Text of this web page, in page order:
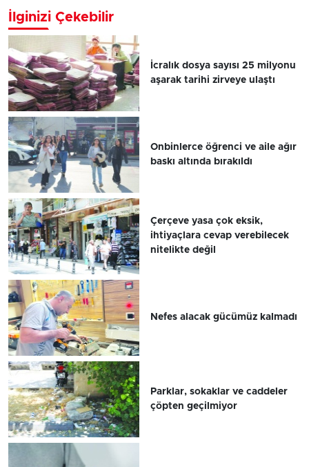
İlginizi Çekebilir
İcralık dosya sayısı 25 milyonu
aşarak tarihi zirveye ulaştı
Onbinlerce öğrenci ve aile ağır
baskı altında bırakıldı
Çerçeve yasa çok eksik,
ihtiyaçlara cevap verebilecek
nitelikte değil
Nefes alacak gücümüz kalmadı
Parklar, sokaklar ve caddeler
çöpten geçilmiyor